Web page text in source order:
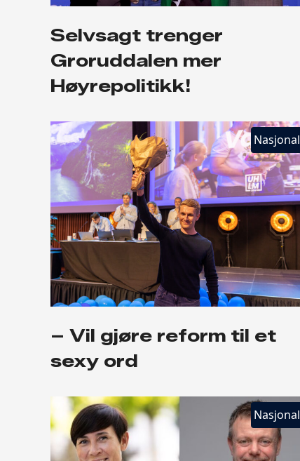
Selvsagt trenger
Groruddalen mer
Høyrepolitikk!
Nasjonal
– Vil gjøre reform til et
sexy ord
Nasjonal